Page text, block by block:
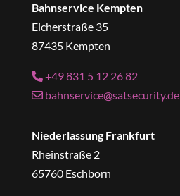
Bahnservice Kempten
Eicherstraße 35
87435 Kempten
+49 831 5 12 26 82
bahnservice@satsecurity.de
Niederlassung Frankfurt
Rheinstraße 2
65760 Eschborn